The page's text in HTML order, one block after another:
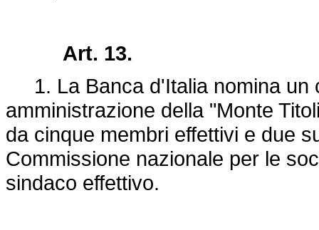
Art. 13.
1. La Banca d'Italia nomina un
amministrazione della "Monte
da cinque membri effettivi e due
Commissione nazionale per le
sindaco effettivo.